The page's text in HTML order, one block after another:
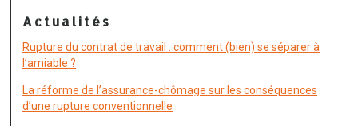
Actualités
Rupture du contrat de travail : comment (bien) se séparer à
l’amiable ?
La réforme de l’assurance-chômage sur les conséquences
d’une rupture conventionnelle